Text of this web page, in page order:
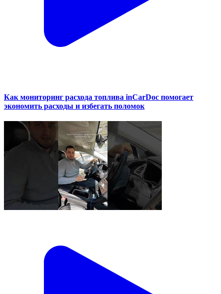
Как мониторинг расхода топлива inCarDoc помогает
экономить расходы и избегать поломок